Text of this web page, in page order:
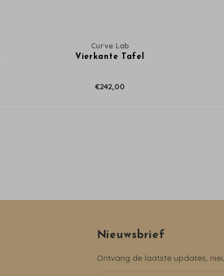
Curve Lab
Vierkante Tafel
€242,00
Nieuwsbrief
Ontvang de laatste updates,